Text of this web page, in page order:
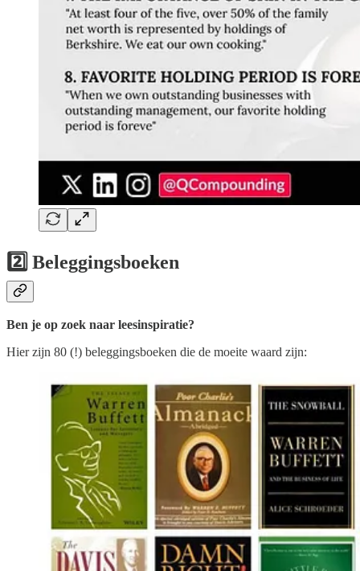
2️⃣ Beleggingsboeken
Ben je op zoek naar leesinspiratie?
Hier zijn 80 (!) beleggingsboeken die de moeite waard zijn: